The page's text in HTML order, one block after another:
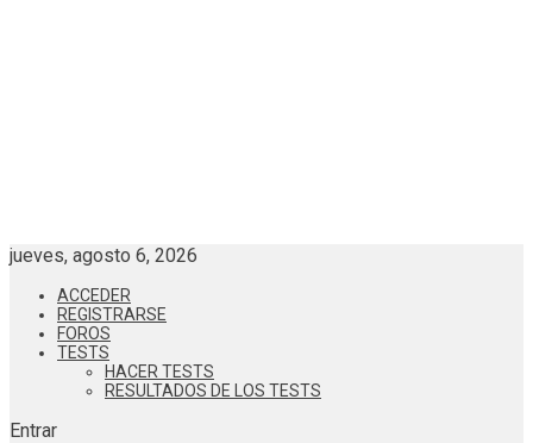
jueves, agosto 6, 2026
ACCEDER
REGISTRARSE
FOROS
TESTS
HACER TESTS
RESULTADOS DE LOS TESTS
Entrar